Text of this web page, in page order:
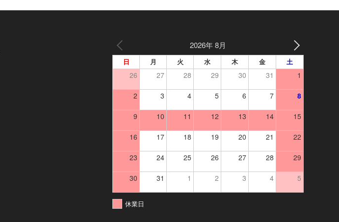
2026年 8月
日 月 火 水 木 金 土
26 27 28 29 30 31 1
2 3 4 5 6 7 8
9 10 11 12 13 14 15
16 17 18 19 20 21 22
23 24 25 26 27 28 29
30 31 1 2 3 4 5
休業日